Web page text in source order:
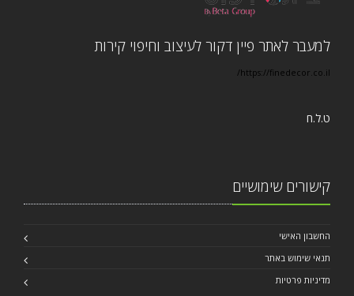
למעבר לאתר פיין דקור לעיצוב וחיפוי קירות
https://finedecor.co.il/
ט.ל.ח
קישורים שימושיים
החשבון האישי
תנאי שימוש באתר
מדיניות פרטיות